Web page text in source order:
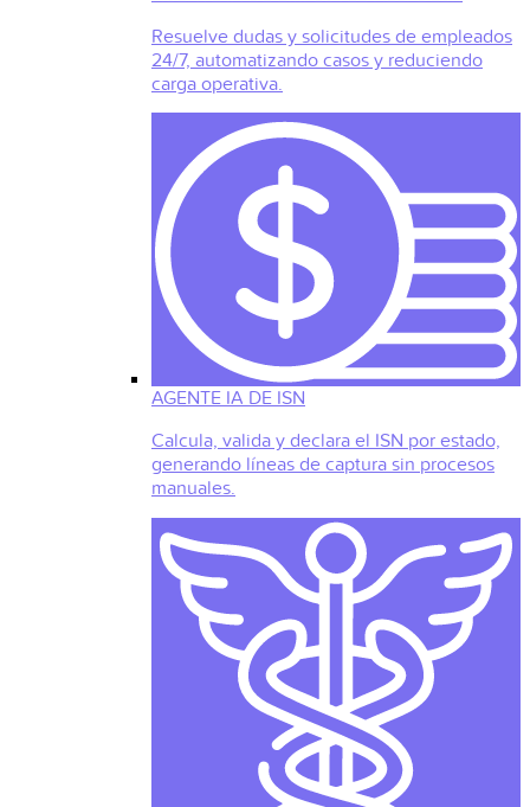
Resuelve dudas y solicitudes de empleados
24/7, automatizando casos y reduciendo
carga operativa.
AGENTE IA DE ISN
Calcula, valida y declara el ISN por estado,
generando líneas de captura sin procesos
manuales.